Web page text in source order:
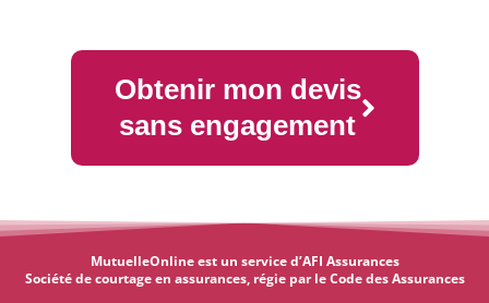
Obtenir mon devis
sans engagement
MutuelleOnline est un service d’AFI Assurances
Société de courtage en assurances, régie par le Code des Assurances